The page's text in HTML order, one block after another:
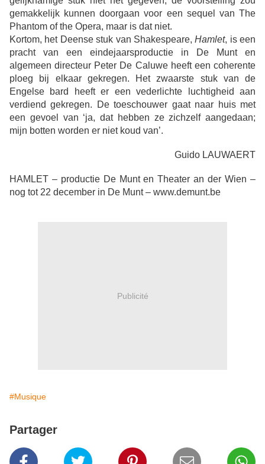
gemakkelijk kunnen doorgaan voor een sequel van The
Phantom of the Opera, maar is dat niet.
Kortom, het Deense stuk van Shakespeare,Hamlet, is een
pracht van een eindejaarsproductie in De Munt en
algemeen directeur Peter De Caluwe heeft een coherente
ploeg bij elkaar gekregen. Het zwaarste stuk van de
Engelse bard heeft er een vederlichte luchtigheid aan
verdiend gekregen. De toeschouwer gaat naar huis met
een gevoel van ‘ja, dat hebben ze zichzelf aangedaan;
mijn botten worden er niet koud van’.
Guido LAUWAERT
HAMLET – productie De Munt en Theater an der Wien –
nog tot 22 december in De Munt – www.demunt.be
Publicité
#Musique
Partager